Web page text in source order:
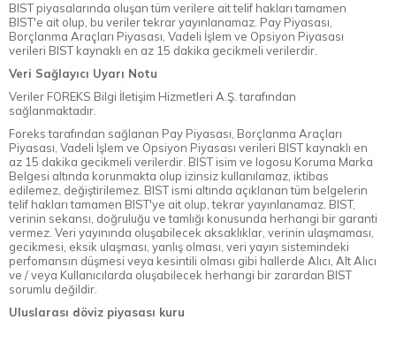
BIST piyasalarında oluşan tüm verilere ait telif hakları tamamen
BIST'e ait olup, bu veriler tekrar yayınlanamaz. Pay Piyasası,
Borçlanma Araçları Piyasası, Vadeli İşlem ve Opsiyon Piyasası
verileri BIST kaynaklı en az 15 dakika gecikmeli verilerdir.
Veri Sağlayıcı Uyarı Notu
Veriler FOREKS Bilgi İletişim Hizmetleri A.Ş. tarafından
sağlanmaktadır.
Foreks tarafından sağlanan Pay Piyasası, Borçlanma Araçları
Piyasası, Vadeli İşlem ve Opsiyon Piyasası verileri BIST kaynaklı en
az 15 dakika gecikmeli verilerdir. BIST isim ve logosu Koruma Marka
Belgesi altında korunmakta olup izinsiz kullanılamaz, iktibas
edilemez, değiştirilemez. BIST ismi altında açıklanan tüm belgelerin
telif hakları tamamen BIST'ye ait olup, tekrar yayınlanamaz. BIST,
verinin sekansı, doğruluğu ve tamlığı konusunda herhangi bir garanti
vermez. Veri yayınında oluşabilecek aksaklıklar, verinin ulaşmaması,
gecikmesi, eksik ulaşması, yanlış olması, veri yayın sistemindeki
perfomansın düşmesi veya kesintili olması gibi hallerde Alıcı, Alt Alıcı
ve / veya Kullanıcılarda oluşabilecek herhangi bir zarardan BIST
sorumlu değildir.
Uluslarası döviz piyasası kuru